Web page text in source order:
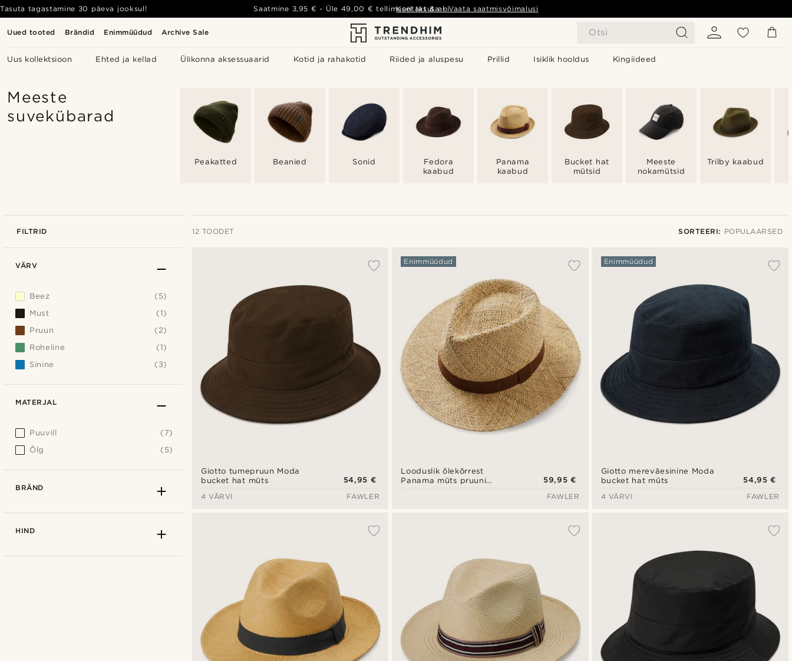
Uued tooted Brändid Enimmüüdud Archive Sale Otsi
Uus kollektsioon Ehted ja kellad Ülikonna aksessuaarid Kotid ja rahakotid Riided ja aluspesu Prillid Isiklik hooldus Kingiideed
Tasuta tagastamine 30 päeva jooksul! Saatmine 3,95 € - Üle 49,00 € tellimusel tasuta- Vaata saatmisvõimalusi
Kontakt & abi
Meeste
suvekübarad
Peakatted Beanied Sonid
Fedora
kaabud
Panama
kaabud
Bucket hat
mütsid
Meeste
nokamütsid
Trilby kaabud
FILTRID 12 TOODET SORTEERI: POPULAARSED
Madala hind
Kõrgeim hind
Giotto tumepruun Moda
bucket hat müts
54,95 €
4 VÄRVI
FAWLER
Looduslik õlekõrrest
Panama müts pruuni
Enimmüüdud
59,95 €
FAWLER
Giotto mereväesinine Moda
bucket hat müts
Enimmüüdud
54,95 €
4 VÄRVI
FAWLER
VÄRV
Beez
(5)
Must
(1)
Pruun
(2)
Roheline
(1)
Sinine
(3)
MATERJAL
Puuvill
(7)
Õlg
(5)
BRÄND
HIND